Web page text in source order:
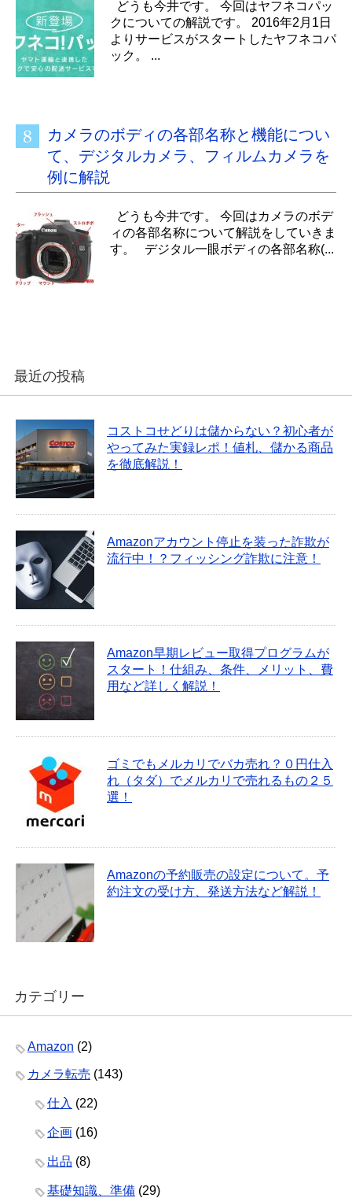
どうも今井です。 今回はヤフネコパッ
クについての解説です。 2016年2月1日
よりサービスがスタートしたヤフネコパ
ック。 ...
カメラのボディの各部名称と機能につい
て、デジタルカメラ、フィルムカメラを
例に解説
どうも今井です。 今回はカメラのボデ
ィの各部名称について解説をしていきま
す。 デジタル一眼ボディの各部名称(...
最近の投稿
コストコせどりは儲からない？初心者が
やってみた実録レポ！値札、儲かる商品
を徹底解説！
Amazonアカウント停止を装った詐欺が
流行中！？フィッシング詐欺に注意！
Amazon早期レビュー取得プログラムが
スタート！仕組み、条件、メリット、費
用など詳しく解説！
ゴミでもメルカリでバカ売れ？０円仕入
れ（タダ）でメルカリで売れるもの２５
選！
Amazonの予約販売の設定について。予
約注文の受け方、発送方法など解説！
カテゴリー
Amazon (2)
カメラ転売 (143)
仕入 (22)
企画 (16)
出品 (8)
基礎知識、準備 (29)